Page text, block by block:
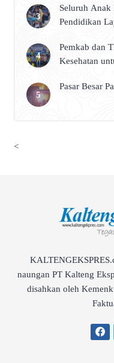
Seluruh Anak
Pendidikan
Pemkab dan
Kesehatan
Pasar Besar
<
naungan PT Kalteng
disahkan oleh